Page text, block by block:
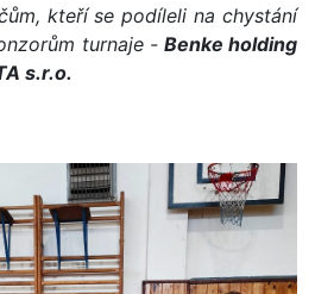
kteří se podíleli na chystání
turnaje - Benke holding
s.r.o.